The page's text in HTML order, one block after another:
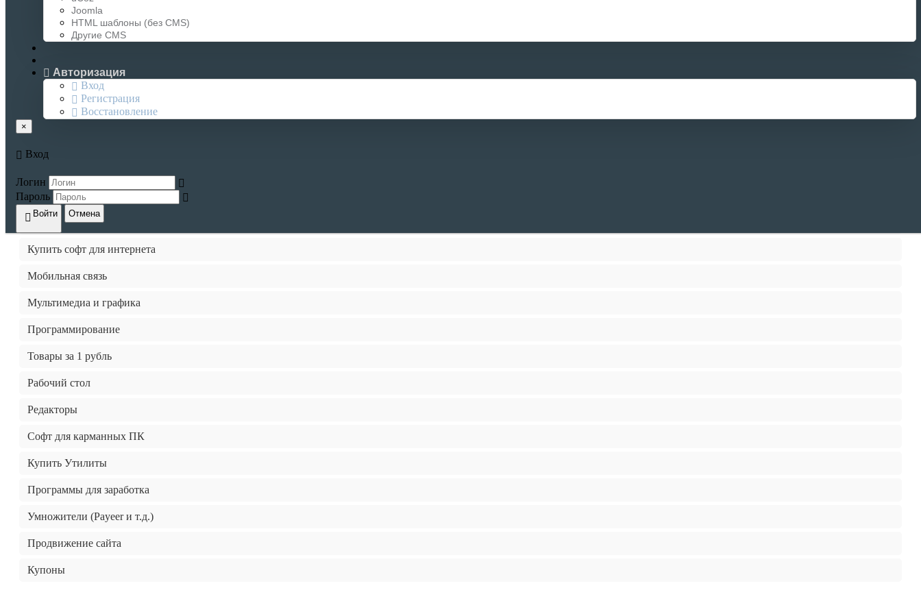
Joomla
HTML шаблоны (без CMS)
Другие CMS
Авторизация
Вход
Регистрация
Восстановление
×
Вход
Логин
Пароль
Войти Отмена
Fastcore
Релизы DLE
Релизы WordPress
joomla
Безопасность
Домашний компьютер
Купить софт для интернета
Мобильная связь
Мультимедиа и графика
Программирование
Товары за 1 рубль
Рабочий стол
Редакторы
Софт для карманных ПК
Купить Утилиты
Программы для заработка
Умножители (Payeer и т.д.)
Продвижение сайта
Купоны